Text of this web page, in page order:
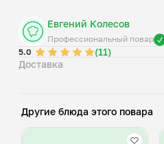
Евгений Колесов
Профессиональный повар
5.0
(11)
Доставка
Другие блюда этого повара